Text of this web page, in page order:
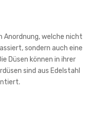
Anordnung, welche nicht
sondern auch eine
Düsen können in ihrer
sind aus Edelstahl